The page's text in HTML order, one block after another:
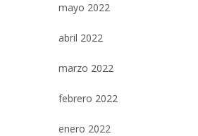
mayo 2022
abril 2022
marzo 2022
febrero 2022
enero 2022